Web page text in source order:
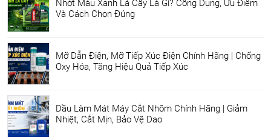
Nhớt Màu Xanh Lá Cây Là Gì? Công Dụng, Ưu Điểm
Và Cách Chọn Đúng
Mỡ Dẫn Điện, Mỡ Tiếp Xúc Điện Chính Hãng | Chống
Oxy Hóa, Tăng Hiệu Quả Tiếp Xúc
Dầu Làm Mát Máy Cắt Nhôm Chính Hãng | Giảm
Nhiệt, Cắt Mịn, Bảo Vệ Dao